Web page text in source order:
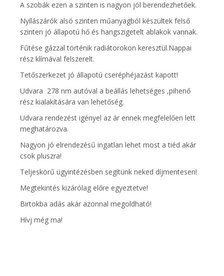
A szobák ezen a szinten is nagyon jól berendezhetőek.
Nyílászárók alsó szinten műanyagból készültek felső
szinten jó állapotú hő és hangszigetelt ablakok vannak.
Fűtése gázzal történik radiátorokon keresztül.Nappai
rész klímával felszerelt.
Tetőszerkezet jó állapotú cseréphéjazást kapott!
Udvara 278 nm autóval a beállás lehetséges ,pihenő
rész kialakítására van lehetőség.
Udvara rendezést igényel az ár ennek megfelelően lett
meghatározva.
Nagyon jó elrendezésű ingatlan lehet most a tiéd akár
csok pluszra!
Teljeskörű ügyintézésben segítünk neked díjmentesen!
Megtekintés kizárólag előre egyeztetve!
Birtokba adás akár azonnal megoldható!
Hívj még ma!